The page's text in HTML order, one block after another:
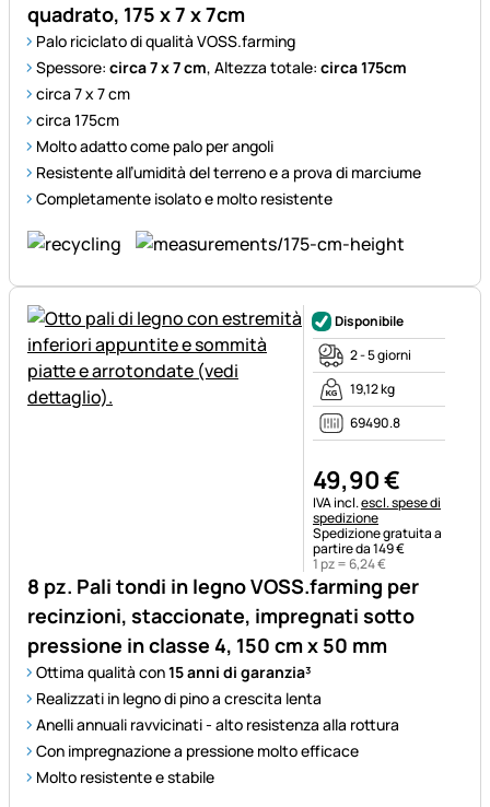
quadrato, 175 x 7 x 7cm
Palo riciclato di qualità VOSS.farming
Spessore: circa 7 x 7 cm, Altezza totale: circa 175cm
circa 7 x 7 cm
circa 175cm
Molto adatto come palo per angoli
Resistente all’umidità del terreno e a prova di marciume
Completamente isolato e molto resistente
8 pz. Pali tondi in legno VOSS.farming per
recinzioni, staccionate, impregnati sotto
pressione in classe 4, 150 cm x 50 mm
Ottima qualità con15 anni di garanzia³
Realizzati in legno di pino a crescita lenta
Anelli annuali ravvicinati - alto resistenza alla rottura
Con impregnazione a pressione molto efficace
Molto resistente e stabile
Disponibile
2 - 5 giorni
19,12 kg
69490.8
49,90€
Informazioni fiscali:
IVA incl.escl. spese di
spedizione
Spedizione gratuita a
partire da 149 €
1 pz = 6,24€